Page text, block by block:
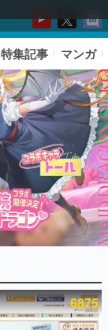
特集記事 マンガ
6875